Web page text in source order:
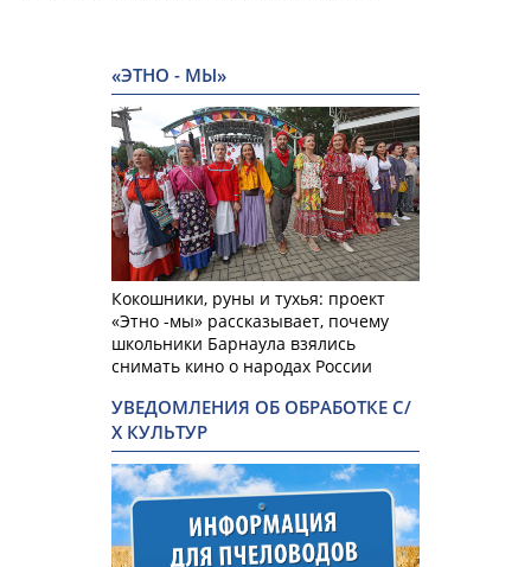
«ЭТНО - МЫ»
Кокошники, руны и тухья: проект
«Этно -мы» рассказывает, почему
школьники Барнаула взялись
снимать кино о народах России
УВЕДОМЛЕНИЯ ОБ ОБРАБОТКЕ С/
Х КУЛЬТУР